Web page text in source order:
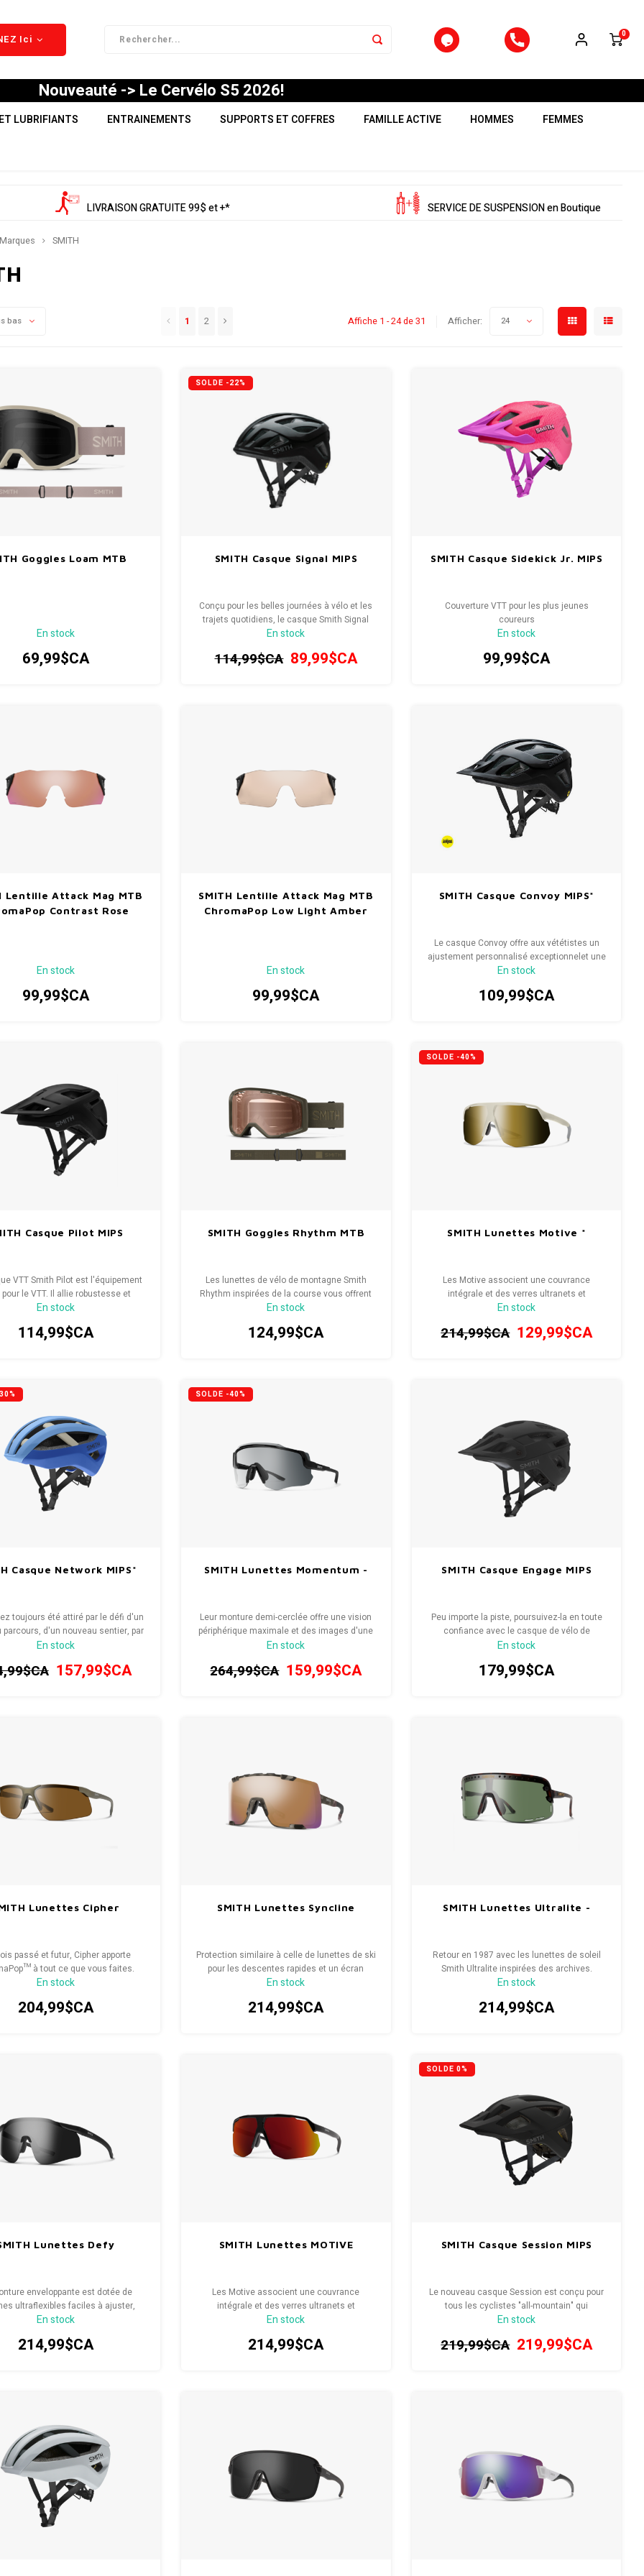
Ici 0
Nouveauté -> Le Cervélo S5 2026!
LUBRIFIANTS ENTRAINEMENTS SUPPORTS ET COFFRES FAMILLE ACTIVE HOMMES FEMMES
LIVRAISON GRATUITE 99$ et +* SERVICE DE SUSPENSION en Boutique
Marques SMITH
bas 1 2 Affiche 1 - 24 de 31 Afficher: 24
Goggles Loam MTB
En stock
69,99$CA
SOLDE -22%
SMITH Casque Signal MIPS
Conçu pour les belles journées à vélo et les
trajets quotidiens, le casque Smith Signal
vous offre la protection dont vous avez
emmènent.
En stock
114,99$CA 89,99$CA
SMITH Casque Sidekick Jr. MIPS
Couverture VTT pour les plus jeunes
coureurs
En stock
99,99$CA
Lentille Attack Mag MTB
Contrast Rose
En stock
99,99$CA
SMITH Lentille Attack Mag MTB
ChromaPop Low Light Amber
En stock
99,99$CA
SMITH Casque Convoy MIPS*
Le casque Convoy offre aux vététistes un
ajustement personnalisé exceptionnelet une
protection élevée enveloppée dans le style
En stock
109,99$CA
Casque Pilot MIPS
VTT Smith Pilot est l'équipement
le VTT. Il allie robustesse et
à des technologies de sécurité
En stock
114,99$CA
SMITH Goggles Rhythm MTB
Les lunettes de vélo de montagne Smith
Rhythm inspirées de la course vous offrent
une clarté maximale et un large champ de
En stock
124,99$CA
SOLDE -40%
SMITH Lunettes Motive *
Les Motive associent une couvrance
intégrale et des verres ultranets et
interchangeables pour s’adapter aux
En stock
214,99$CA 129,99$CA
Casque Network MIPS*
toujours été attiré par le défi d'un
parcours, d'un nouveau sentier, par
de l'inattendu. Conçu pour tout ce
est notre casque de vélo polyvalent
En stock
157,99$CA
SOLDE -40%
SMITH Lunettes Momentum -
Leur monture demi-cerclée offre une vision
périphérique maximale et des images d'une
netteté exceptionnelle grâce au contraste et
les couleurs, pour une vision qui révèle tout
En stock
264,99$CA 159,99$CA
SMITH Casque Engage MIPS
Peu importe la piste, poursuivez-la en toute
confiance avec le casque de vélo de
montagne Smith Engage. Zonal Koroyd™
les chocs absorbant l'énergie en cas de
En stock
179,99$CA
Lunettes Cipher
passé et futur, Cipher apporte
à tout ce que vous faites.
En stock
204,99$CA
SMITH Lunettes Syncline
Protection similaire à celle de lunettes de ski
pour les descentes rapides et un écran
transparent en bonus pour les journées de
En stock
214,99$CA
SMITH Lunettes Ultralite -
Retour en 1987 avec les lunettes de soleil
Smith Ultralite inspirées des archives.
En stock
214,99$CA
Lunettes Defy
enveloppante est dotée de
ultraflexibles faciles à ajuster,
ainsi que de plaquettes de nez
maintien.
En stock
214,99$CA
SMITH Lunettes MOTIVE
Les Motive associent une couvrance
intégrale et des verres ultranets et
interchangeables pour s’adapter aux
En stock
214,99$CA
SOLDE 0%
SMITH Casque Session MIPS
Le nouveau casque Session est conçu pour
tous les cyclistes "all-mountain" qui
recherchent l'équilibre entre style, protection
En stock
219,99$CA 219,99$CA